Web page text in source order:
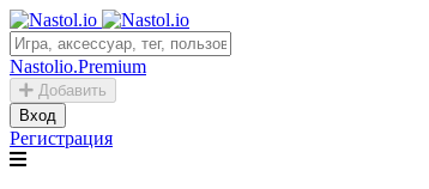
Nastolio.Premium
Добавить
Вход
Регистрация